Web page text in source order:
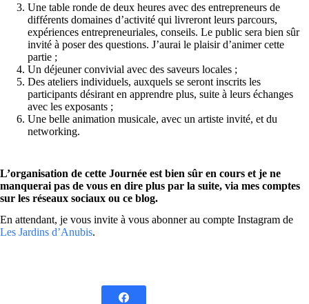
Une table ronde de deux heures avec des entrepreneurs de
différents domaines d’activité qui livreront leurs parcours,
expériences entrepreneuriales, conseils. Le public sera bien sûr
invité à poser des questions. J’aurai le plaisir d’animer cette
partie ;
Un déjeuner convivial avec des saveurs locales ;
Des ateliers individuels, auxquels se seront inscrits les
participants désirant en apprendre plus, suite à leurs échanges
avec les exposants ;
Une belle animation musicale, avec un artiste invité, et du
networking.
L’organisation de cette Journée est bien sûr en cours et je ne
manquerai pas de vous en dire plus par la suite, via mes comptes
sur les réseaux sociaux ou ce blog.
En attendant, je vous invite à vous abonner au compte Instagram de
Les Jardins d’Anubis.